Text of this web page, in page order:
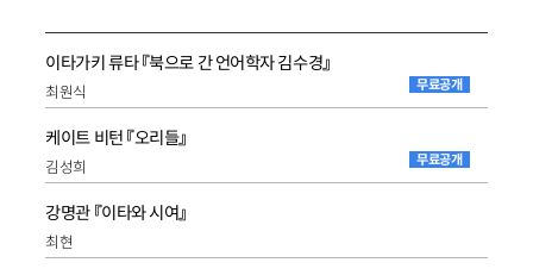
이타가키 류타 『북으로 간 언어학자 김수경』
최원식 무료공개
케이트 비턴 『오리들』
김성희 무료공개
강명관 『이타와 시여』
최현